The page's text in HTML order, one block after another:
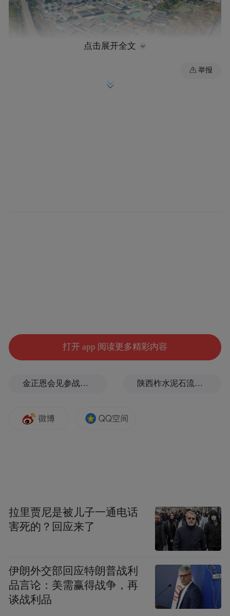
南京玻璃纤维研究设计院
南京玻纤院位于雨花西路、雨花南路交会
方米，包含约112栋建筑。项目将通过系统性
更新，打造集新材料研发、数字文创、绿色
低碳产业与配套商业于一体的创新型产商融
点击展开全文
举报
打开 app 阅读更多精彩内容
金正恩会见参战老兵和战时立功者 陕西柞水泥石流灾害致3人遇难
拉里贾尼是被儿子一通电话
害死的？回应来了
伊朗外交部回应特朗普战利
品言论：美需赢得战争，再
谈战利品